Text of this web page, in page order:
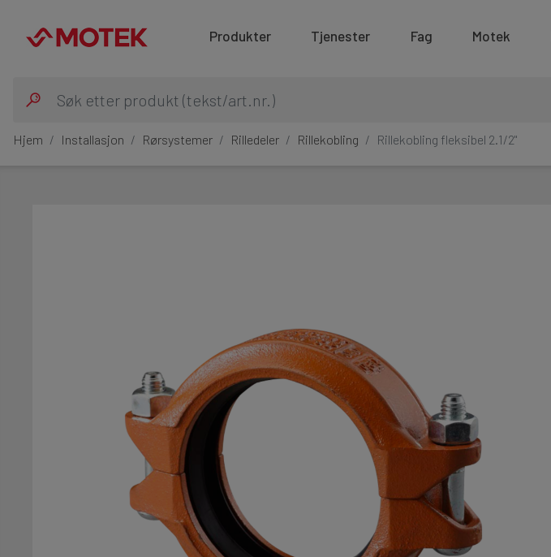
Produkter Tjenester Fag Motek
Hjem Installasjon Rørsystemer Rilledeler Rillekobling Rillekobling fleksibel 2.1/2"